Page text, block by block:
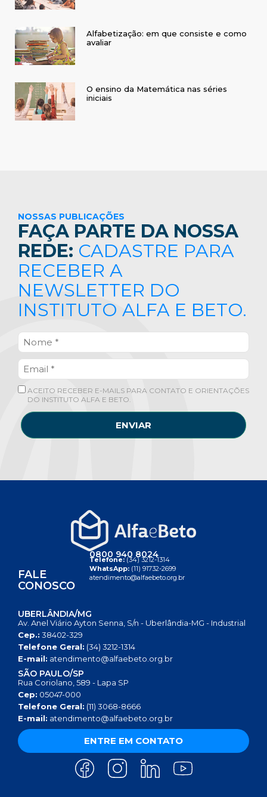
Alfabetização: em que consiste e como
avaliar
O ensino da Matemática nas séries
iniciais
NOSSAS PUBLICAÇÕES
FAÇA PARTE DA NOSSA
REDE: CADASTRE PARA
RECEBER A
NEWSLETTER DO
INSTITUTO ALFA E BETO.
ACEITO RECEBER E-MAILS PARA CONTATO E ORIENTAÇÕES
DO INSTITUTO ALFA E BETO.
ENVIAR
FALE
CONOSCO
0800 940 8024
Telefone:(34) 3212-1314
WhatsApp: (11) 91732-2699
atendimento@alfaebeto.org.br
UBERLÂNDIA/MG
Av. Anel Viário Ayton Senna, S/n - Uberlândia-MG - Industrial
Cep.: 38402-329
Telefone Geral: (34) 3212-1314
E-mail: atendimento@alfaebeto.org.br
SÃO PAULO/SP
Rua Coriolano, 589 - Lapa SP
Cep: 05047-000
Telefone Geral: (11) 3068-8666
E-mail: atendimento@alfaebeto.org.br
ENTRE EM CONTATO